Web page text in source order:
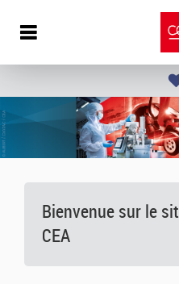
Bienvenue sur le
CEA